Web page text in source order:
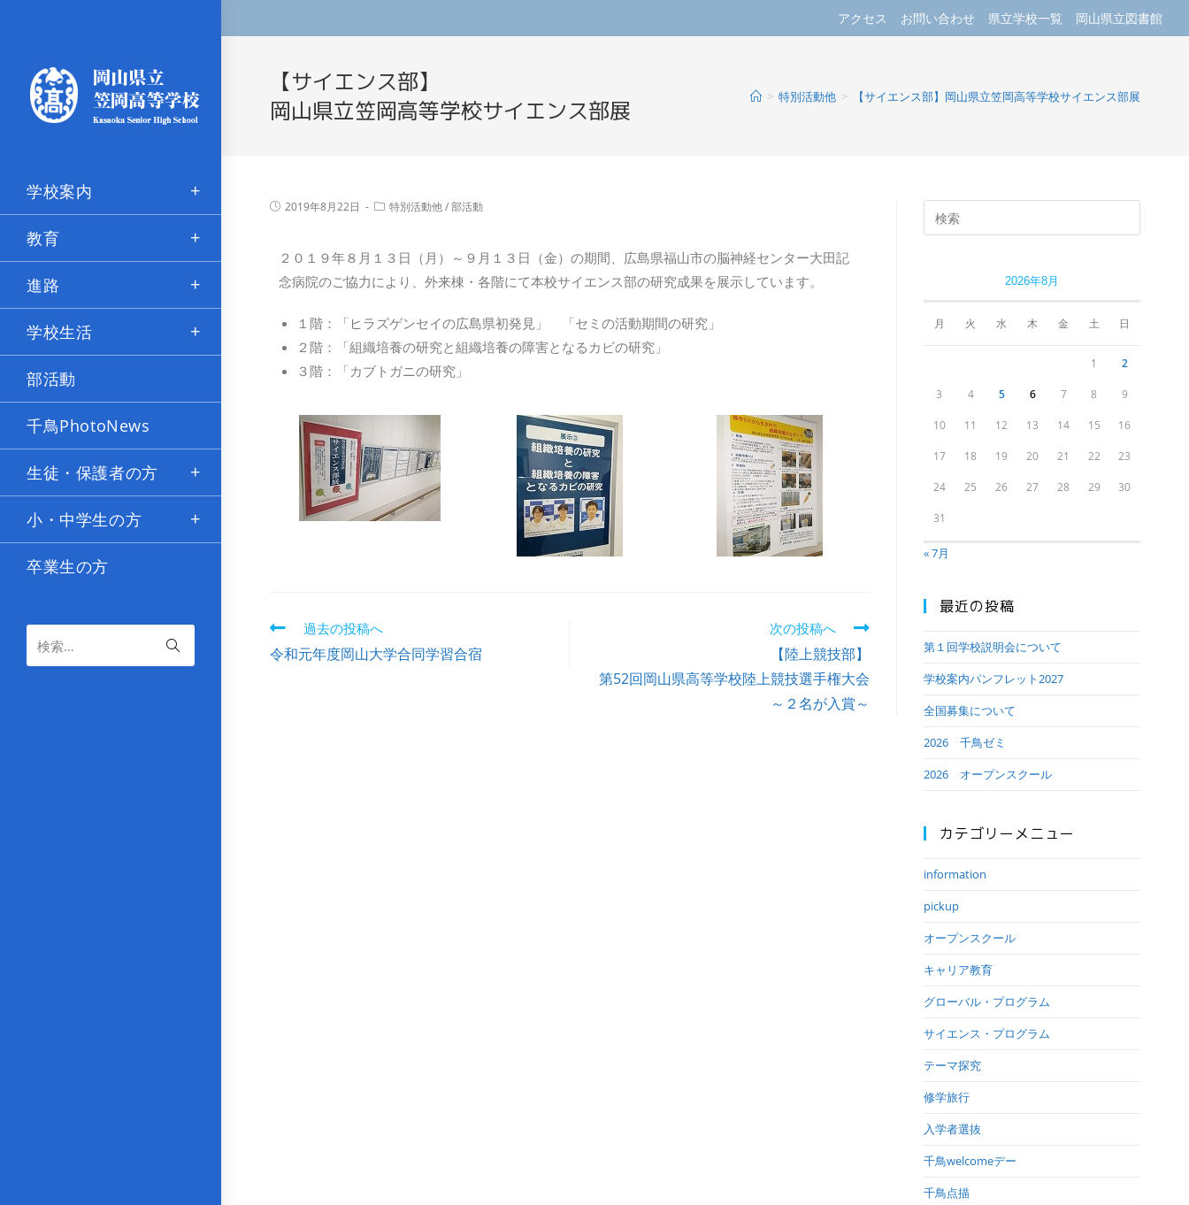
アクセス お問い合わせ 県立学校一覧 岡山県立図書館
学校案内
教育
進路
学校生活
部活動
千鳥PhotoNews
生徒・保護者の方
小・中学生の方
卒業生の方
検索…
【サイエンス部】
岡山県立笠岡高等学校サイエンス部展
> 特別活動他 > 【サイエンス部】岡山県立笠岡高等学校サイエンス部展
2019年8月22日 特別活動他/部活動
​２０１９年８月１３日（月）～９月１３日（金）の期間、広島県福山市の脳神経センター大田記
念病院のご協力により、外来棟・各階にて本校サイエンス部の研究成果を展示しています。
１階：「ヒラズゲンセイの広島県初発見」 「セミの活動期間の研究」
２階：「組織培養の研究と組織培養の障害となるカビの研究」
３階：「カブトガニの研究」
過去の投稿へ
令和元年度岡山大学合同学習合宿
次の投稿へ
【陸上競技部】
第52回岡山県高等学校陸上競技選手権大会
～２名が入賞～
2026年8月
月 火 水 木 金 土 日
1 2
3 4 5 6 7 8 9
10 11 12 13 14 15 16
17 18 19 20 21 22 23
24 25 26 27 28 29 30
31
« 7月
最近の投稿
第１回学校説明会について
学校案内パンフレット2027
全国募集について
2026 千鳥ゼミ
2026 オープンスクール
カテゴリーメニュー
information
pickup
オープンスクール
キャリア教育
グローバル・プログラム
サイエンス・プログラム
テーマ探究
修学旅行
入学者選抜
千鳥welcomeデー
千鳥点描